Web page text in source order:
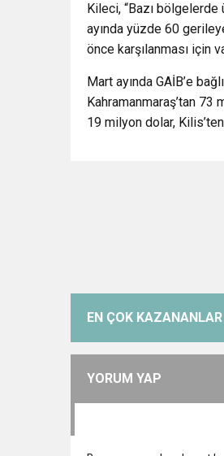
Kileci, “Bazı
ayında yüzde 60
önce karşılanması için
Mart ayında GAİB’e
Kahramanmaraş’tan 73
19 milyon dolar,
EN ÇOK KAZANANLAR
YORUM YAP